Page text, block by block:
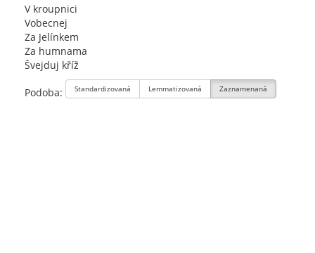
V kroupnici
Vobecnej
Za Jelínkem
Za humnama
Švejduj kříž
Podoba: Standardizovaná Lemmatizovaná Zaznamenaná